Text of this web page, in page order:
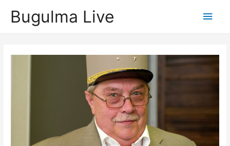
Bugulma Live